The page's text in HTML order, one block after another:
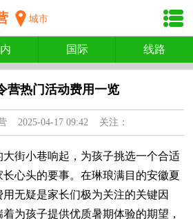
城市
国际 线路
营热门活动费用一览
2025-04-17 09:42 关注：
街小巷响起，为孩子挑选一个合适
心头的要事。在琳琅满目的安徽夏
无疑是家长们极为关注的关键因
为孩子提供优质暑期体验的期望，